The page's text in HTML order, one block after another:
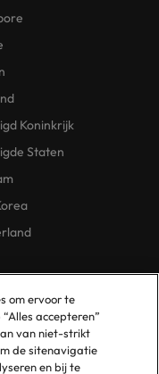
Koninkrijk
Staten
om ervoor te
accepteren”
van niet-strikt
de sitenavigatie
en bij te